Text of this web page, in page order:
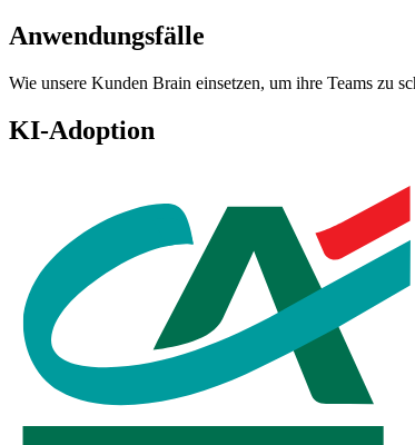
Anwendungsfälle
Wie unsere Kunden Brain einsetzen, um ihre Teams zu
KI-Adoption